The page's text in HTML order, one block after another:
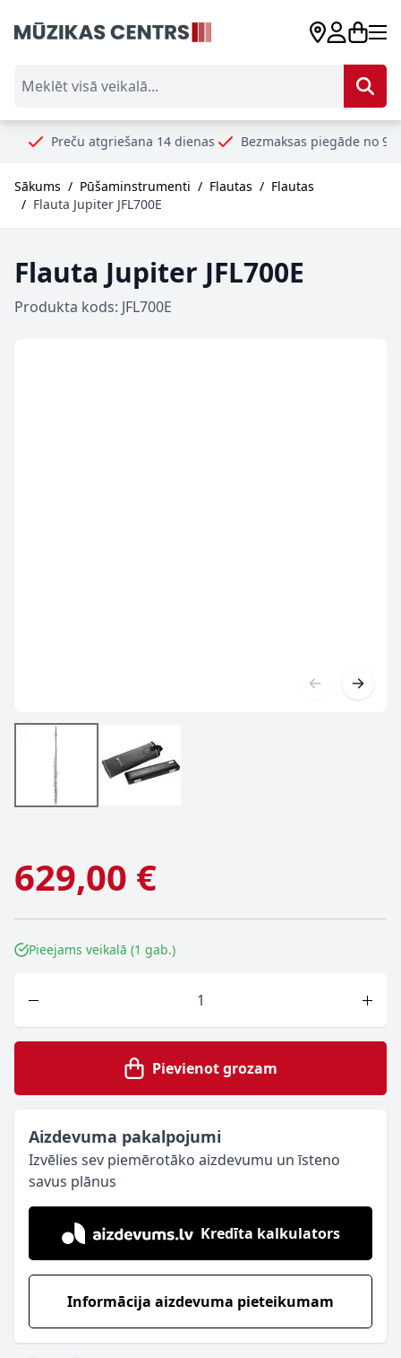
atgriešana 14 dienas Bezmaksas piegāde no 99€
Sākums / Pūšaminstrumenti / Flautas / Flautas
/ Flauta Jupiter JFL700E
Flauta Jupiter JFL700E
Produkta kods: JFL700E
629,00 €
Pieejams veikalā (1 gab.)
Pievienot grozam
Aizdevuma pakalpojumi
Izvēlies sev piemērotāko aizdevumu un īsteno
savus plānus
Kredīta kalkulators
Informācija aizdevuma pieteikumam